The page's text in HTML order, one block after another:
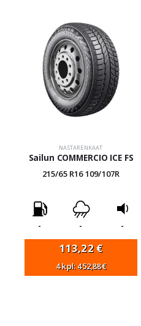
NASTARENKAAT
Sailun COMMERCIO ICE FS
215/65 R16 109/107R
- - -
113,22 €
4 kpl: 452,88€